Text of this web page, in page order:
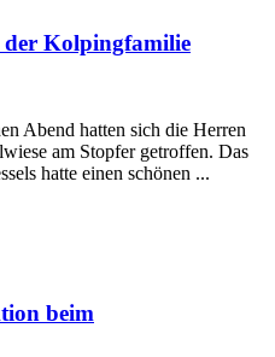
der Kolpingfamilie
Abend hatten sich die Herren
am Stopfer getroffen. Das
hatte einen schönen ...
beim